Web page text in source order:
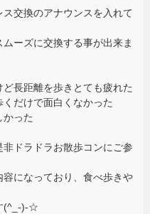
交換のアナウンスを入れて
ーズに交換する事が出来ま
長距離を歩きとても疲れた
だけで面白くなかった
った
ドラドラお散歩コンにご参
になっており、食べ歩きや
(^_-)-☆